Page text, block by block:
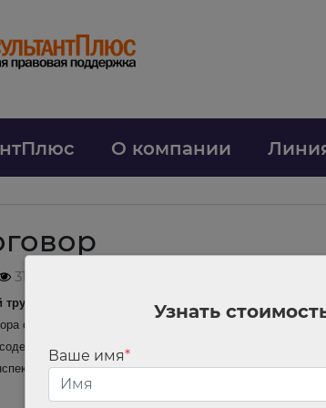
О компании
316
договора
следует опираться на требования, указанные в
устаревшие условия, к тому же ни один
проверят действующие трудовые договоры на
Узнать
Ваше имя*